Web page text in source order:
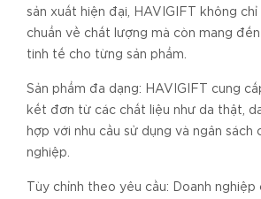
sản xuất hiện đại, HAVIGIFT không
chuẩn về chất lượng mà còn mang
tinh tế cho từng sản phẩm.
Sản phẩm đa dạng: HAVIGIFT cung
kết đơn từ các chất liệu như da thật,
hợp với nhu cầu sử dụng và ngân sách
nghiệp.
Tùy chỉnh theo yêu cầu: Doanh nghiệp